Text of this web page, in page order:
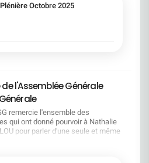
lecture !Octobre 2025
de l'Assemblée Générale
remercie l'ensemble des
qui ont donné pourvoir à Nathalie
pour parler d'une seule et même
Générale s'est ouverte avec 4